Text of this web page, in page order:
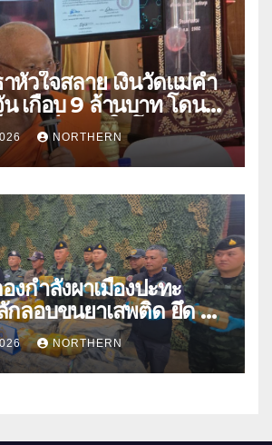
หัวใจสลาย เงินวัดแม่คำ
เกือบ 9 ล้านบาท โดน
เตอร์หลอกให้โอนข้าม
ญชี
NORTHERN
งกำลังผาเมืองปะทะ
กลอบขนยาเสพติด ยึด 2
NORTHERN